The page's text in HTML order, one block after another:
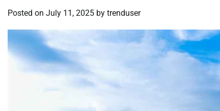
Posted on July 11, 2025 by trenduser